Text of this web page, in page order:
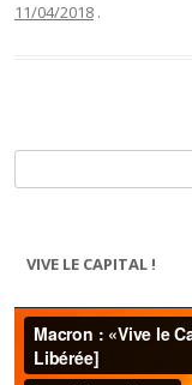
11/04/2018 .
VIVE LE CAPITAL !
Lecteur
vidéo